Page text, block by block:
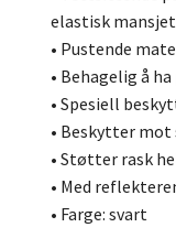
elastisk
• Pustende
• Behagelig å ha
• Spesiell
• Beskytter
• Støtter rask
• Med
• Farge: svart